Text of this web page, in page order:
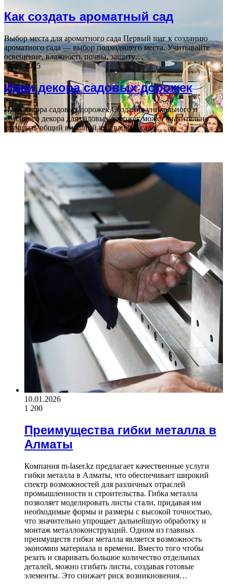
Как создать ароматный сад
Выбор места для ароматного сада Первый шаг к созданию
ароматного сада — выбор подходящего места. Учитывайте
освещение, влажность почвы, защиту…
13.03.2025
Идеи декора садовых дорожек
Идеи декора садовых дорожек Создание уникального и
красивого декора для садовых дорожек может значительно
улучшить общий внешний вид вашего сада.…
10.01.2026
1 200
Преимущества гибки металла в
Алматы
Компания m-laser.kz предлагает качественные услуги
гибки металла в Алматы, что обеспечивает широкий
спектр возможностей для различных отраслей
промышленности и строительства. Гибка металла
позволяет моделировать листы стали, придавая им
необходимые формы и размеры с высокой точностью,
что значительно упрощает дальнейшую обработку и
монтаж металлоконструкций. Одним из главных
преимуществ гибки металла является возможность
экономии материала и времени. Вместо того чтобы
резать и сваривать большое количество отдельных
деталей, можно сгибать листы, создавая готовые
элементы. Это снижает риск возникновения…